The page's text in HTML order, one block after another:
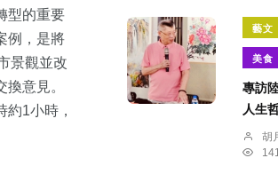
型的重要
例，是將
景觀並改
意見。
1小時，
藝文
美食
專訪
人生
胡